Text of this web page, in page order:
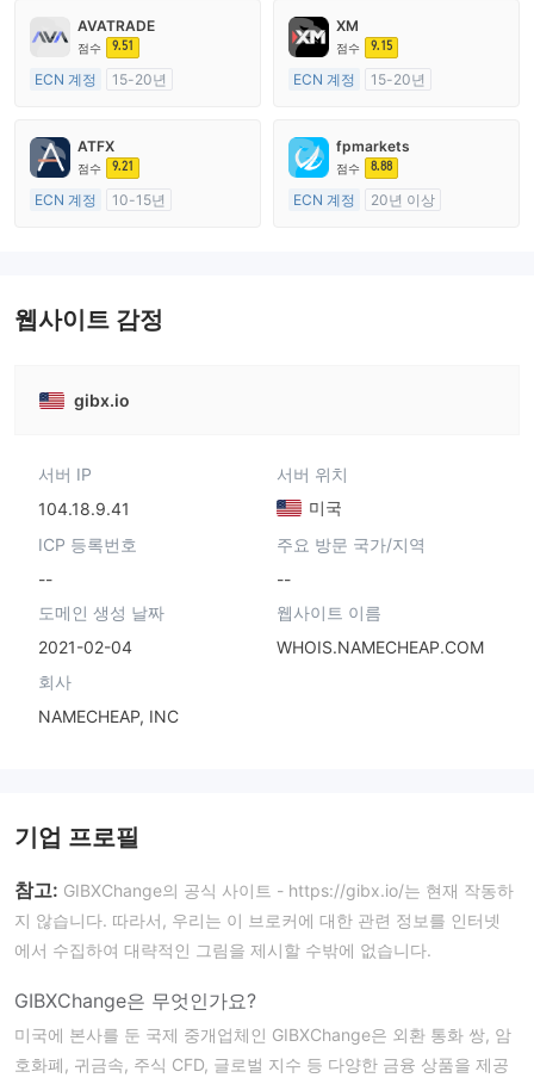
AVATRADE
점수 9.51
ECN 계정
15-20년
외환 거래 라이선스 (MM)
마스터 레이블 MT4
XM
점수 9.15
ECN 계정
15-20년
외환 거래 라이선스 (MM)
마스터 레이블 MT4
ATFX
점수 9.21
ECN 계정
10-15년
fpmarkets
점수 8.88
ECN 계정
20년 이상
웹사이트 감정
gibx.io
서버 IP
104.18.9.41
서버 위치
미국
ICP 등록번호
--
주요 방문 국가/지역
--
도메인 생성 날짜
2021-02-04
웹사이트 이름
WHOIS.NAMECHEAP.COM
회사
NAMECHEAP, INC
기업 프로필
참고: GIBXChange의 공식 사이트 - https://gibx.io/는 현재 작동하
지 않습니다. 따라서, 우리는 이 브로커에 대한 관련 정보를 인터넷
에서 수집하여 대략적인 그림을 제시할 수밖에 없습니다.
GIBXChange은 무엇인가요?
미국에 본사를 둔 국제 중개업체인 GIBXChange은 외환 통화 쌍, 암
호화폐, 귀금속, 주식 CFD, 글로벌 지수 등 다양한 금융 상품을 제공